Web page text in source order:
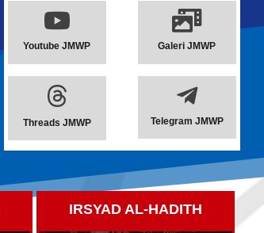
Youtube JMWP Galeri JMWP
Threads JMWP Telegram JMWP
IRSYAD AL-HADITH